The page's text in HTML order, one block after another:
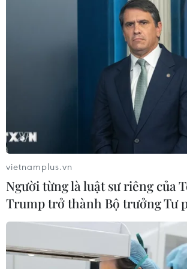
Bãi bỏ một số văn bản quy phạm
pháp luật không còn phù hợp
Khởi tố người đi bộ gây tai nạn chết
người trên quốc lộ ở Quảng Trị
06/08/2026 09:44
Khởi tố Chủ tịch Hội đồng quản trị,
Giám đốc Công ty cổ phần Mekolor
06/08/2026 09:06
vietnamplus.vn
Người từng là luật sư riêng của
Trump trở thành Bộ trưởng Tư